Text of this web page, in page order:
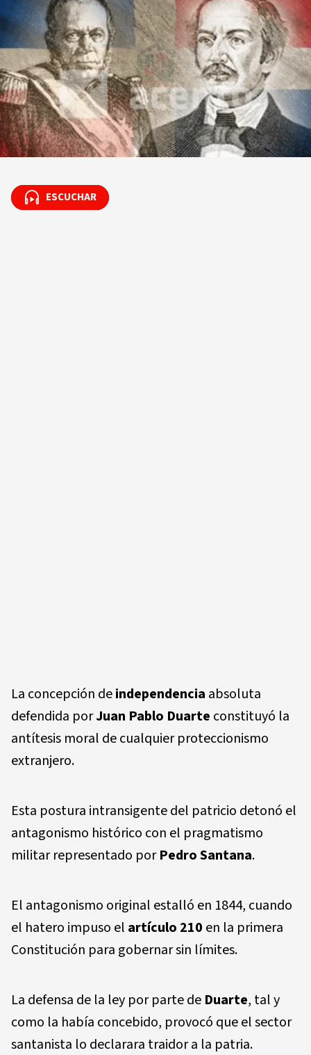
ESCUCHAR
ESCUCHAR
La concepción deindependencia absoluta
defendida porJuan Pablo Duarte constituyó la
antítesis moral de cualquier proteccionismo
extranjero.
Esta postura intransigente del patricio detonó el
antagonismo histórico con el pragmatismo
militar representado porPedro Santana.
El antagonismo original estalló en 1844, cuando
el hatero impuso el artículo 210 en la primera
Constitución para gobernar sin límites.
La defensa de la ley por parte de Duarte, tal y
como la había concebido, provocó que el sector
santanista lo declarara traidor a la patria.